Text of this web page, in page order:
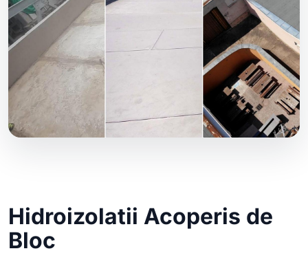
Hidroizolatii Acoperis de
Bloc